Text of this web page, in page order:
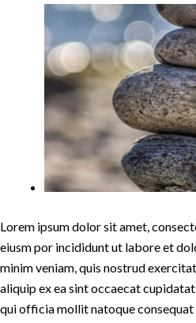
Lorem ipsum dolor sit amet,
eiusm por incididunt ut labore et
minim veniam, quis nostrud
aliquip ex ea sint occaecat
qui officia mollit natoque consequat